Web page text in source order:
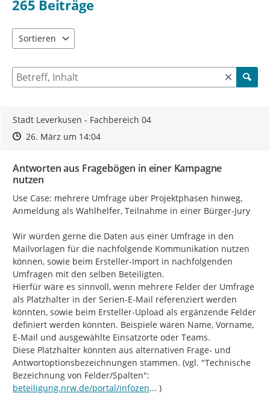
265 Beiträge
Sortieren
Suche nach Beiträgen und Kommentaren
Stadt Leverkusen - Fachbereich 04
Zeitpunkt des Erstellens
Zeitpunkt des Erstellens
26. März um 14:04Zur Äußerung
Antworten aus Fragebögen in einer Kampagne
nutzen
Use Case: mehrere Umfrage über Projektphasen hinweg,
Anmeldung als Wahlhelfer, Teilnahme in einer Bürger-Jury
Wir würden gerne die Daten aus einer Umfrage in den
Mailvorlagen für die nachfolgende Kommunikation nutzen
können, sowie beim Ersteller-Import in nachfolgenden
Umfragen mit den selben Beteiligten.
Hierfür wäre es sinnvoll, wenn mehrere Felder der Umfrage
als Platzhalter in der Serien-E-Mail referenziert werden
könnten, sowie beim Ersteller-Upload als ergänzende Felder
definiert werden könnten. Beispiele wären Name, Vorname,
E-Mail und ausgewählte Einsatzorte oder Teams.
Diese Platzhalter könnten aus alternativen Frage- und
Antwortoptionsbezeichnungen stammen. (vgl. "Technische
Bezeichnung von Felder/Spalten":
beteiligung.nrw.de/portal/infozentrale/beteiligung/themen/
... )